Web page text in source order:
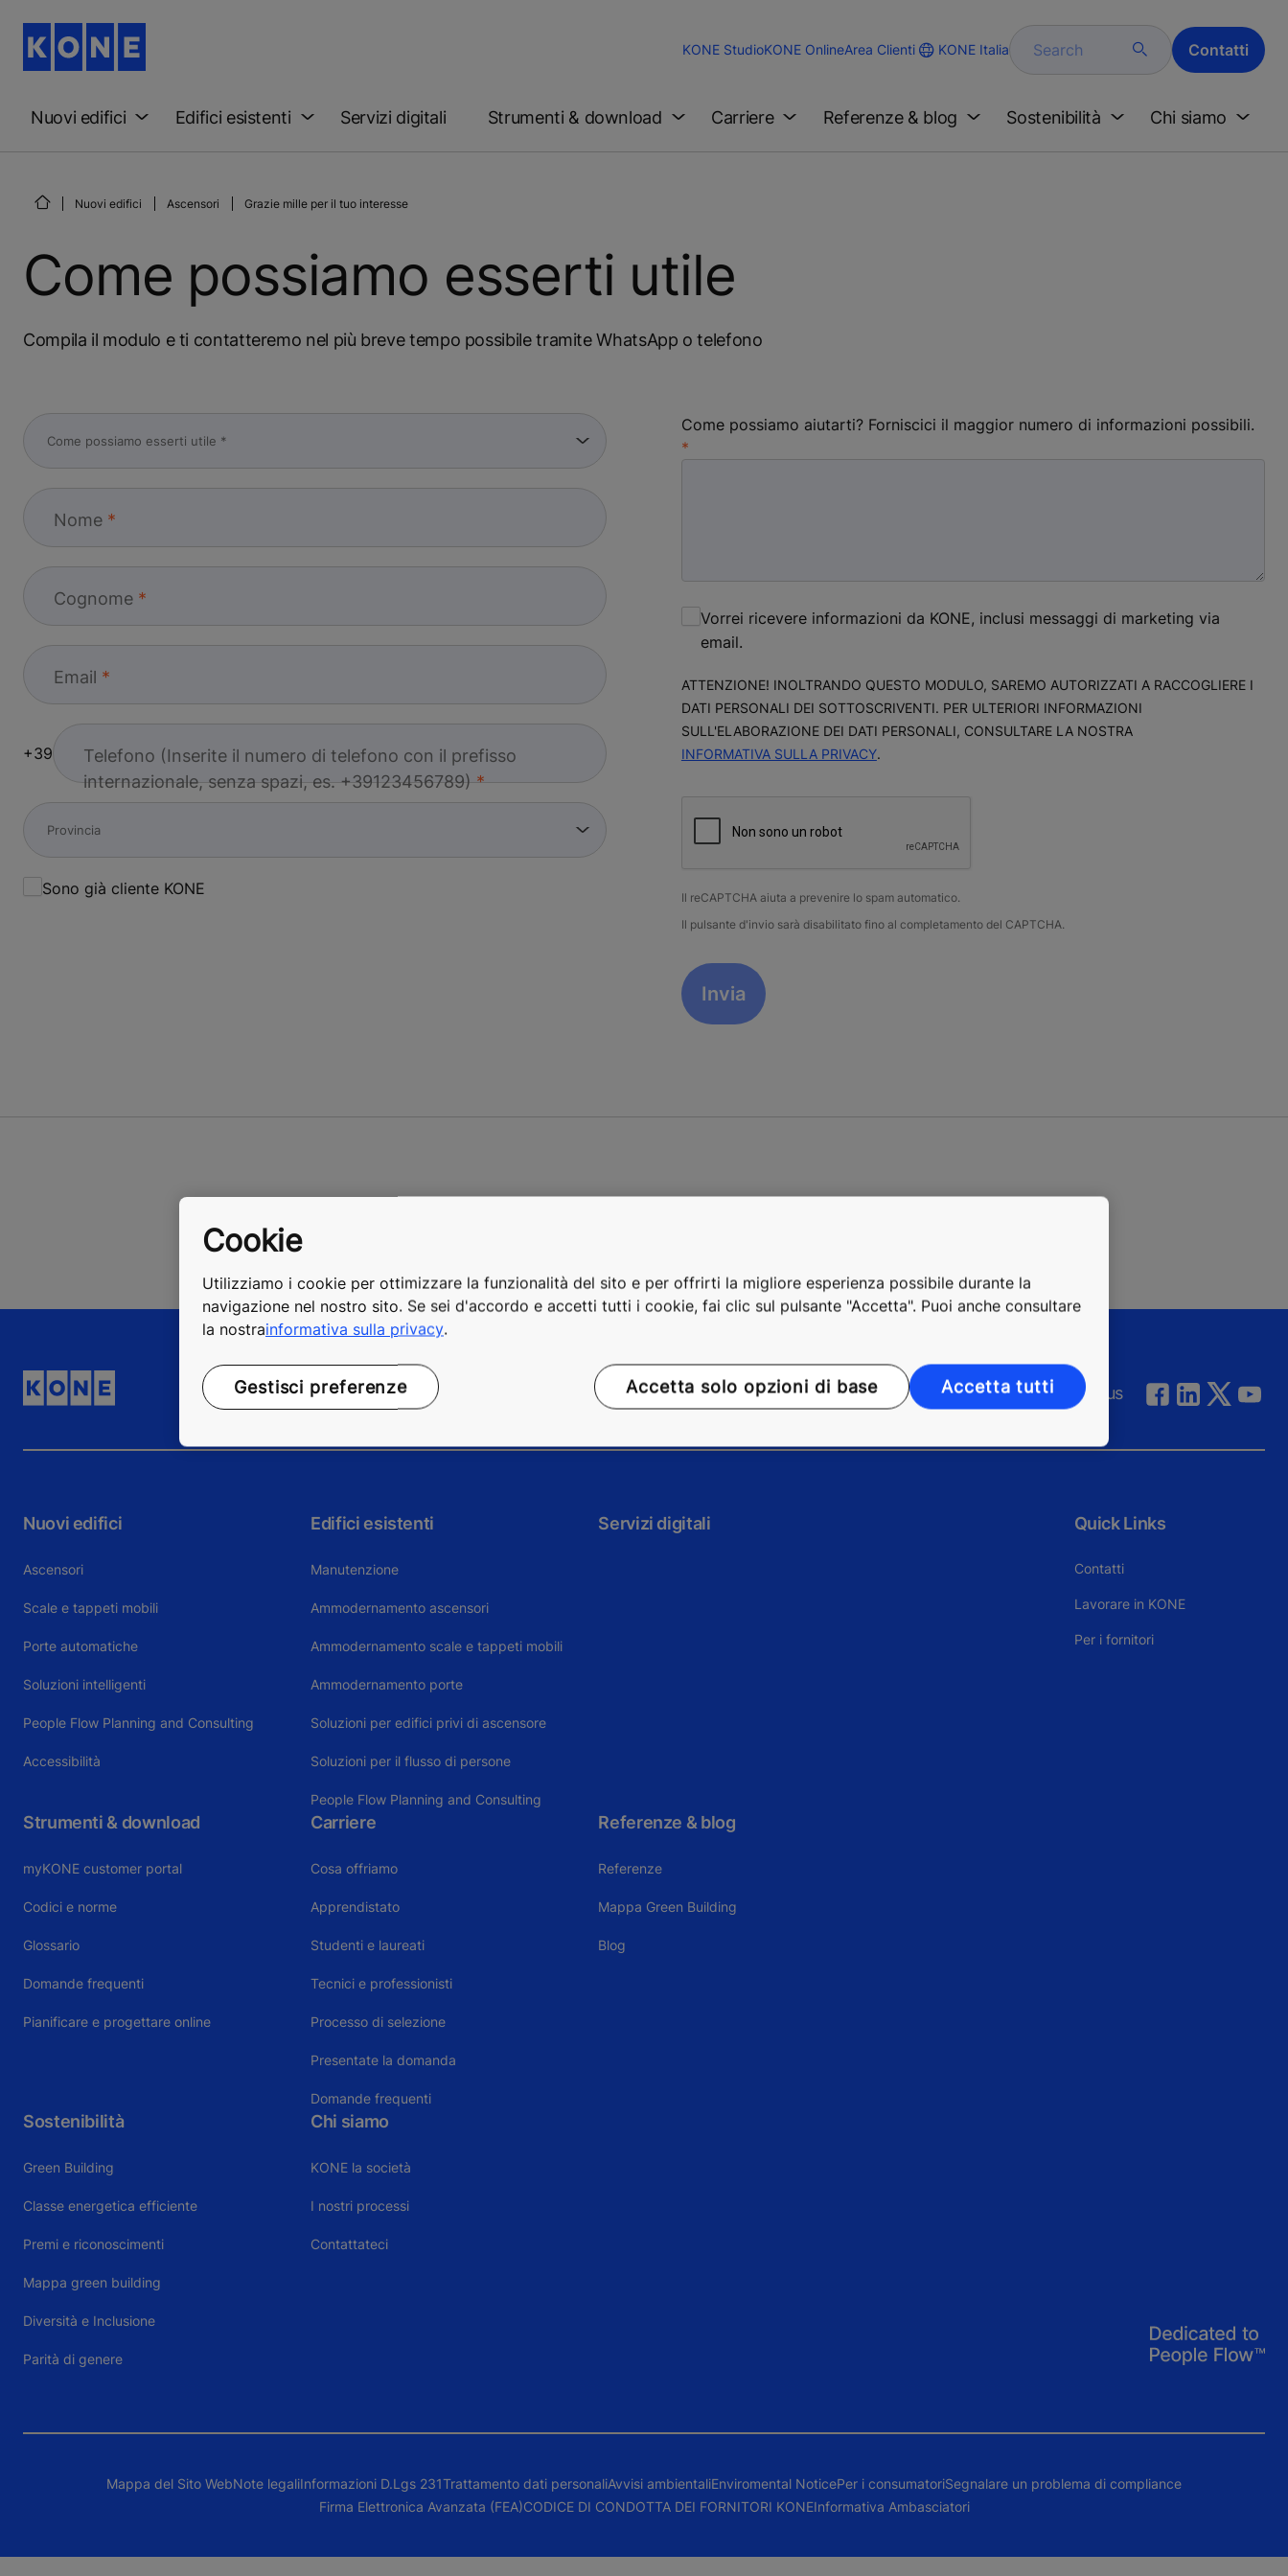
KONE StudioKONE OnlineArea Clienti KONE Italia Search Contatti
Nuovi edifici Edifici esistenti Servizi digitali Strumenti & download Carriere Referenze & blog Sostenibilità Chi siamo
Nuovi edifici Ascensori Grazie mille per il tuo interesse
Come possiamo esserti utile
Compila il modulo e ti contatteremo nel più breve tempo possibile tramite WhatsApp o telefono
Nome
Cognome
Email
Telefono (Inserite il numero di telefono con il prefisso
internazionale, senza spazi, es. +39123456789)
+39
Sono già cliente KONE
Come possiamo aiutarti? Forniscici il maggior numero di informazioni possibili.
Vorrei ricevere informazioni da KONE, inclusi messaggi di marketing via
email.
ATTENZIONE! INOLTRANDO QUESTO MODULO, SAREMO AUTORIZZATI A RACCOGLIERE I
DATI PERSONALI DEI SOTTOSCRIVENTI. PER ULTERIORI INFORMAZIONI
SULL'ELABORAZIONE DEI DATI PERSONALI, CONSULTARE LA NOSTRA
INFORMATIVA SULLA PRIVACY.
Il reCAPTCHA aiuta a prevenire lo spam automatico.
Il pulsante d'invio sarà disabilitato fino al completamento del CAPTCHA.
Follow us
Nuovi edifici
Ascensori
Scale e tappeti mobili
Porte automatiche
Soluzioni intelligenti
People Flow Planning and Consulting
Accessibilità
Edifici esistenti
Manutenzione
Ammodernamento ascensori
Ammodernamento scale e tappeti mobili
Ammodernamento porte
Soluzioni per edifici privi di ascensore
Soluzioni per il flusso di persone
People Flow Planning and Consulting
Servizi digitali
Strumenti & download
myKONE customer portal
Codici e norme
Glossario
Domande frequenti
Pianificare e progettare online
Carriere
Cosa offriamo
Apprendistato
Studenti e laureati
Tecnici e professionisti
Processo di selezione
Presentate la domanda
Domande frequenti
Referenze & blog
Referenze
Mappa Green Building
Blog
Sostenibilità
Green Building
Classe energetica efficiente
Premi e riconoscimenti
Mappa green building
Diversità e Inclusione
Parità di genere
Chi siamo
KONE la società
I nostri processi
Contattateci
Quick Links
Contatti
Lavorare in KONE
Per i fornitori
Mappa del Sito WebNote legaliInformazioni D.Lgs 231Trattamento dati personaliAvvisi ambientaliEnviromental NoticePer i consumatoriSegnalare un problema di compliance
Firma Elettronica Avanzata (FEA)CODICE DI CONDOTTA DEI FORNITORI KONEInformativa Ambasciatori
Cookie
Utilizziamo i cookie per ottimizzare la funzionalità del sito e per offrirti la migliore esperienza possibile durante la
navigazione nel nostro sito. Se sei d'accordo e accetti tutti i cookie, fai clic sul pulsante "Accetta". Puoi anche consultare
la nostrainformativa sulla privacy.
Gestisci preferenze Accetta solo opzioni di base Accetta tutti